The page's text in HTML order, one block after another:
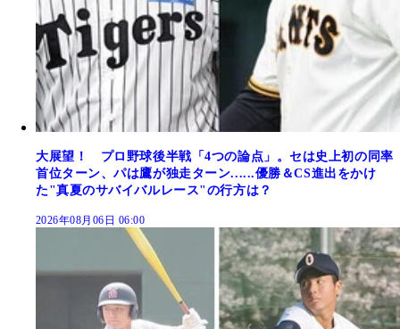
大展望！ プロ野球後半戦「4つの論点」。セは史上初の同率
首位ターン、パは鷹が独走ターン......優勝＆CS進出をかけ
た"真夏のサバイバルレース"の行方は？
2026年08月06日 06:00